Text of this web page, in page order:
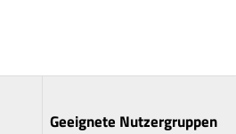
Geeignete Nutzergruppen